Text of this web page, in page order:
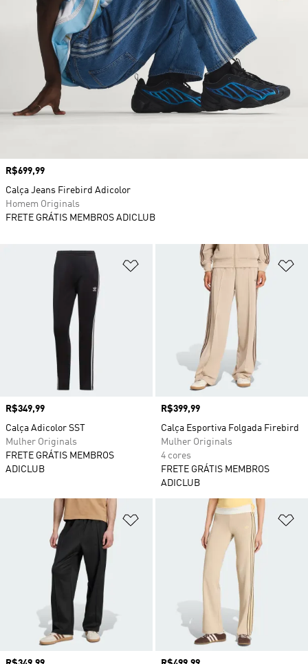
Adicionar à Lista de Desejos
Preço
R$349,99
Calça Adicolor SST
Mulher Originals
FRETE GRÁTIS MEMBROS
ADICLUB
Preço
R$399,99
Calça Esportiva Folgada Firebird
Mulher Originals
4 cores
FRETE GRÁTIS MEMBROS
ADICLUB
Adicionar à Lista de Desejos
Preço
R$699,99
Calça Jeans Firebird Adicolor
Homem Originals
FRETE GRÁTIS MEMBROS ADICLUB